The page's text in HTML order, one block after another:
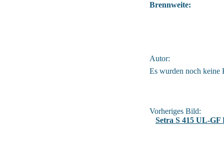
Brennweite:
Autor:
Es wurden noch keine
Vorheriges Bild:
Setra S 415 UL-GF